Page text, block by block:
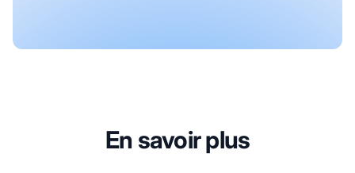
En savoir plus